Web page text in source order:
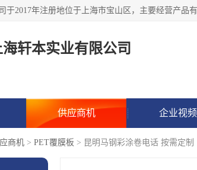
海轩本实业有限公司
供应商机 企业视频
商机 > PET覆膜板 > 昆明马钢彩涂卷电话 按需定制